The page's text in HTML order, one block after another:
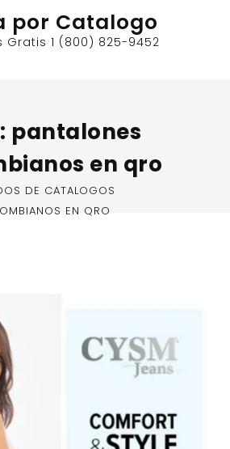
por Catalogo
Gratis 1 (800) 825-9452
pantalones
en qro
DE CATALOGOS
EN QRO